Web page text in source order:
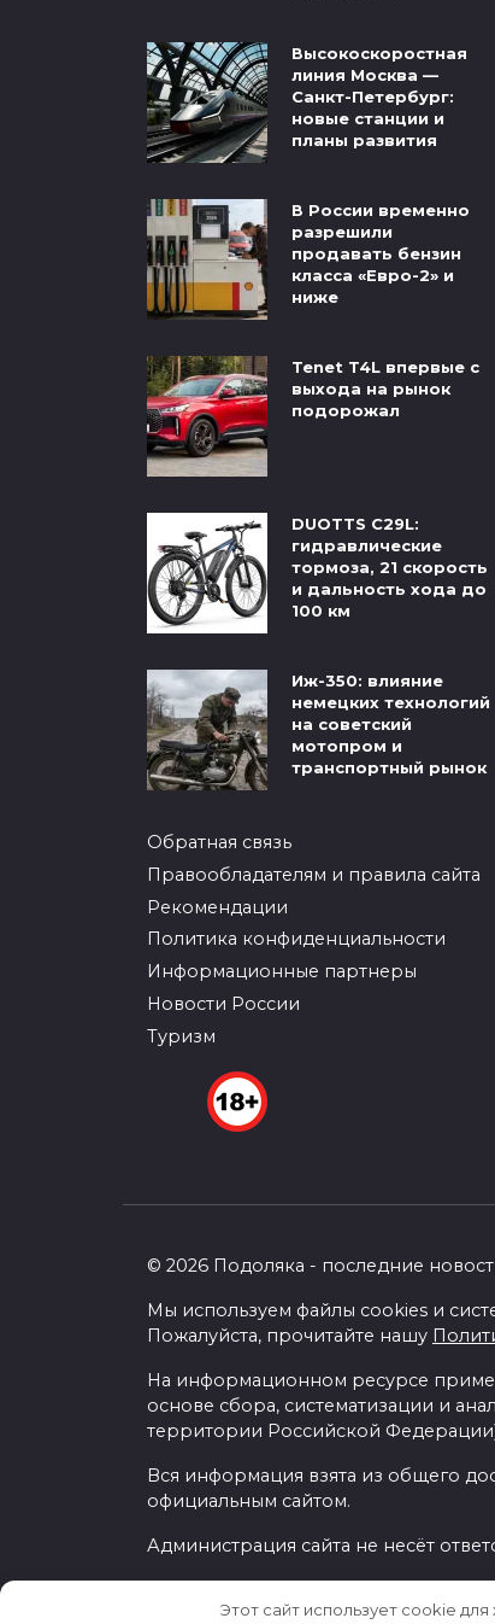
Высокоскоростная
линия Москва —
Санкт-Петербург:
новые станции и
планы развития
В России временно
разрешили
продавать бензин
класса «Евро-2» и
ниже
Tenet T4L впервые с
выхода на рынок
подорожал
DUOTTS C29L:
гидравлические
тормоза, 21 скорость
и дальность хода до
100 км
Иж-350: влияние
немецких технологий
на советский
мотопром и
транспортный рынок
Обратная связь
Правообладателям и правила сайта
Рекомендации
Политика конфиденциальности
Информационные партнеры
Новости России
Туризм
© 2026 Подоляка - последние
Мы используем файлы cookies и
Пожалуйста, прочитайте нашу
На информационном ресурсе
основе сбора, систематизации и
территории Российской
Вся информация взята из общего
официальным сайтом.
Администрация сайта не несёт
Этот сайт использует cookie